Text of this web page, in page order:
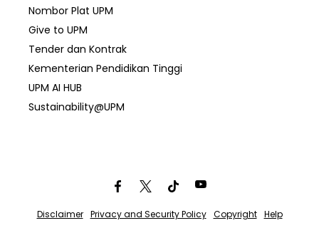
Nombor Plat UPM
Give to UPM
Tender dan Kontrak
Kementerian Pendidikan Tinggi
UPM AI HUB
Sustainability@UPM
Disclaimer Privacy and Security Policy Copyright Help